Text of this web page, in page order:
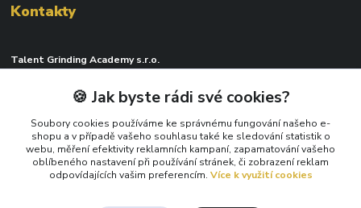
Kontakty
Talent Grinding Academy s.r.o.
(Po-Pá, 8-16 hod.)
info@tgacademy.cz
🍪 Jak byste rádi své cookies?
Soubory cookies používáme ke správnému fungování našeho e-
shopu a v případě vašeho souhlasu také ke sledování statistik o
webu, měření efektivity reklamních kampaní, zapamatování vašeho
oblíbeného nastavení při používání stránek, či zobrazení reklam
odpovídajících vašim preferencím. Více k využití cookies